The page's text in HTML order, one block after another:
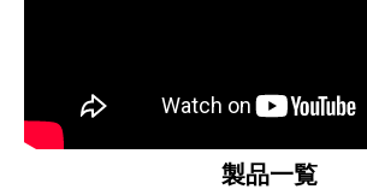
製品一覧